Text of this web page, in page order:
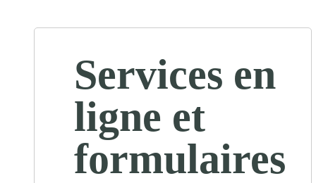
Services en
ligne et
formulaires